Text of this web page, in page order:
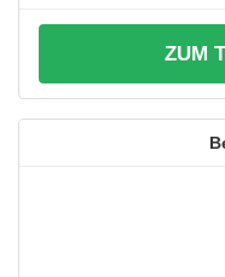
ZUM